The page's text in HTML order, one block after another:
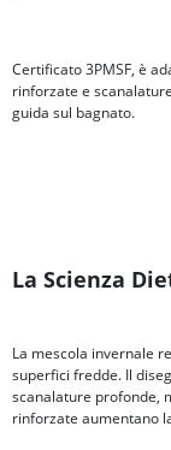
Certificato 3PMSF, è
rinforzate e
guida sul bagnato.
La Scienza
La mescola invernale
superfici fredde. Il
scanalature profonde,
rinforzate aumentano